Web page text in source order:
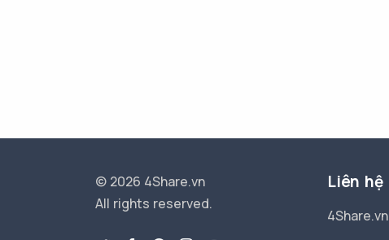
© 2026 4Share.vn
All rights reserved.
Liên hệ
4Share.vn